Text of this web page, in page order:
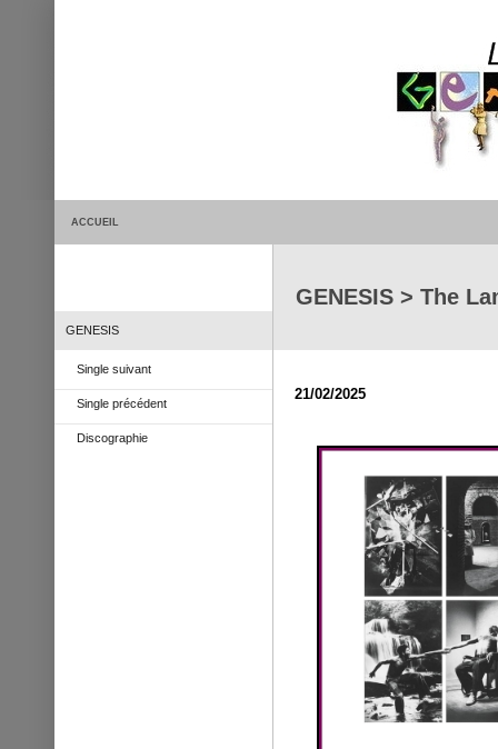
ACCUEIL
GENESIS
Single suivant
Single précédent
Discographie
GENESIS > The
21/02/2025